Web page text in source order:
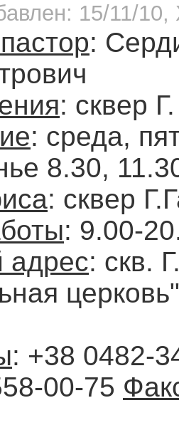
15/11/10,
:
: сквер
: среда,
8.30,
: сквер
: 9.00-
адрес: скв.
: +38 0482-
00-75